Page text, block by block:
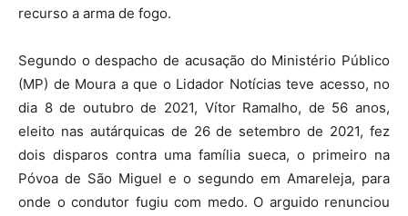
recurso a arma de fogo.
Segundo o despacho de acusação do Ministério Público
(MP) de Moura a que o Lidador Notícias teve acesso, no
dia 8 de outubro de 2021, Vítor Ramalho, de 56 anos,
eleito nas autárquicas de 26 de setembro de 2021, fez
dois disparos contra uma família sueca, o primeiro na
Póvoa de São Miguel e o segundo em Amareleja, para
onde o condutor fugiu com medo. O arguido renunciou